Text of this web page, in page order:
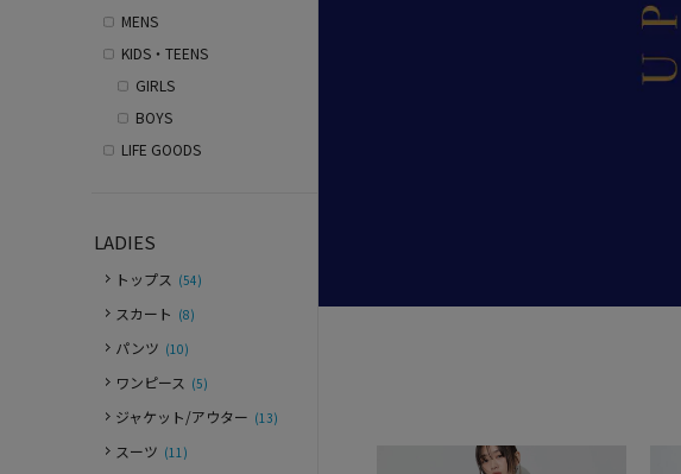
MENS
KIDS・TEENS
GIRLS
BOYS
LIFE GOODS
LADIES
トップス (54)
スカート (8)
パンツ (10)
ワンピース (5)
ジャケット/アウター (13)
スーツ (11)